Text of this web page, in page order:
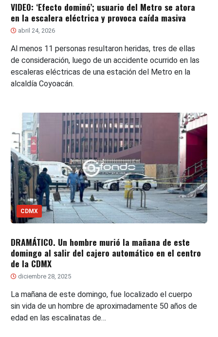
VIDEO: ‘Efecto dominó’; usuario del Metro se atora
en la escalera eléctrica y provoca caída masiva
abril 24, 2026
Al menos 11 personas resultaron heridas, tres de ellas
de consideración, luego de un accidente ocurrido en las
escaleras eléctricas de una estación del Metro en la
alcaldía Coyoacán.
CDMX
DRAMÁTICO. Un hombre murió la mañana de este
domingo al salir del cajero automático en el centro
de la CDMX
diciembre 28, 2025
La mañana de este domingo, fue localizado el cuerpo
sin vida de un hombre de aproximadamente 50 años de
edad en las escalinatas de…